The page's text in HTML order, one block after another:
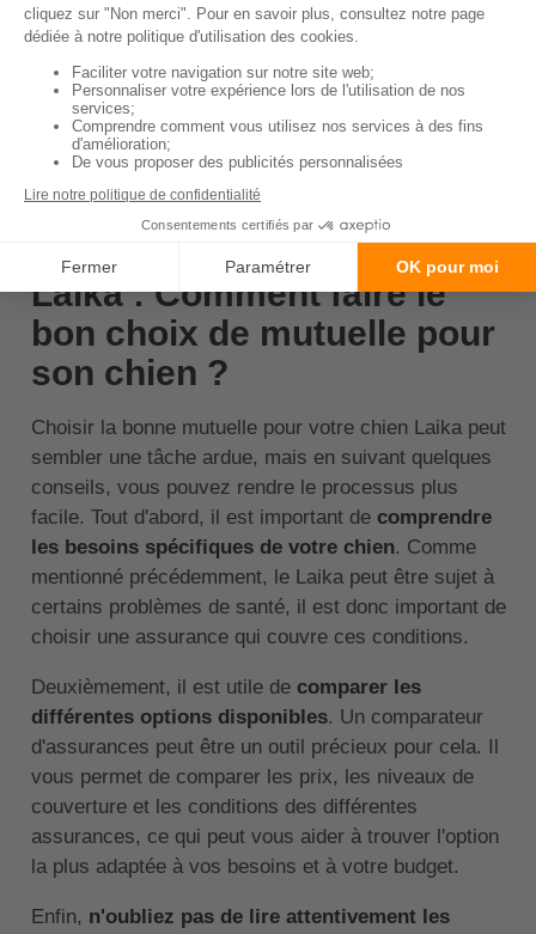
comme le Laika, peuvent être plus susceptibles
de développer certaines conditions de santé, ce
qui peut augmenter le coût de l'assurance.
Le niveau de couverture :
couvre plus de types de soins et de traitements
sera généralement plus chère.
Laika : Comment faire le
bon choix de mutuelle pour
son chien ?
Choisir la bonne mutuelle pour votre chien Laika peut
sembler une tâche ardue, mais en suivant quelques
conseils, vous pouvez rendre le processus plus
facile. Tout d'abord, il est important de comprendre
les besoins spécifiques de votre chien. Comme
mentionné précédemment, le Laika peut être sujet à
certains problèmes de santé, il est donc important de
choisir une assurance qui couvre ces conditions.
Deuxièmement, il est utile de comparer les
différentes options disponibles. Un comparateur
d'assurances peut être un outil précieux pour cela. Il
vous permet de comparer les prix, les niveaux de
couverture et les conditions des différentes
assurances, ce qui peut vous aider à trouver l'option
la plus adaptée à vos besoins et à votre budget.
Enfin, n'oubliez pas de lire attentivement les